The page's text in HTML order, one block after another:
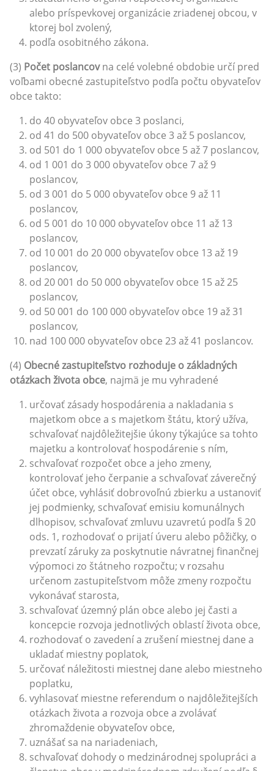
alebo príspevkovej organizácie zriadenej obcou, v
ktorej bol zvolený,
podľa osobitného zákona.
(3) Počet poslancovna celé volebné obdobie určí pred
voľbami obecné zastupiteľstvo podľa počtu obyvateľov
obce takto:
do 40 obyvateľov obce 3 poslanci,
od 41 do 500 obyvateľov obce 3 až 5 poslancov,
od 501 do 1 000 obyvateľov obce 5 až 7 poslancov,
od 1 001 do 3 000 obyvateľov obce 7 až 9
poslancov,
od 3 001 do 5 000 obyvateľov obce 9 až 11
poslancov,
od 5 001 do 10 000 obyvateľov obce 11 až 13
poslancov,
od 10 001 do 20 000 obyvateľov obce 13 až 19
poslancov,
od 20 001 do 50 000 obyvateľov obce 15 až 25
poslancov,
od 50 001 do 100 000 obyvateľov obce 19 až 31
poslancov,
nad 100 000 obyvateľov obce 23 až 41 poslancov.
(4) Obecné zastupiteľstvo rozhoduje o základných
otázkach života obce, najmä je mu vyhradené
určovať zásady hospodárenia a nakladania s
majetkom obce a s majetkom štátu, ktorý užíva,
schvaľovať najdôležitejšie úkony týkajúce sa tohto
majetku a kontrolovať hospodárenie s ním,
schvaľovať rozpočet obce a jeho zmeny,
kontrolovať jeho čerpanie a schvaľovať záverečný
účet obce, vyhlásiť dobrovoľnú zbierku a ustanoviť
jej podmienky, schvaľovať emisiu komunálnych
dlhopisov, schvaľovať zmluvu uzavretú podľa § 20
ods. 1, rozhodovať o prijatí úveru alebo pôžičky, o
prevzatí záruky za poskytnutie návratnej finančnej
výpomoci zo štátneho rozpočtu; v rozsahu
určenom zastupiteľstvom môže zmeny rozpočtu
vykonávať starosta,
schvaľovať územný plán obce alebo jej časti a
koncepcie rozvoja jednotlivých oblastí života obce,
rozhodovať o zavedení a zrušení miestnej dane a
ukladať miestny poplatok,
určovať náležitosti miestnej dane alebo miestneho
poplatku,
vyhlasovať miestne referendum o najdôležitejších
otázkach života a rozvoja obce a zvolávať
zhromaždenie obyvateľov obce,
uznášať sa na nariadeniach,
schvaľovať dohody o medzinárodnej spolupráci a